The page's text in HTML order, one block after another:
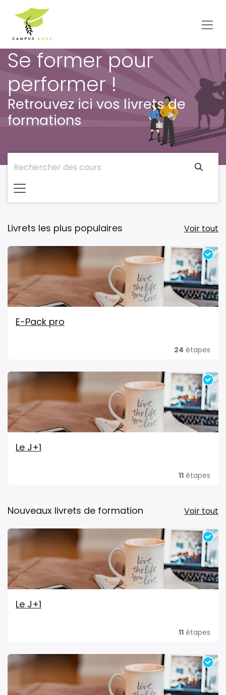
Se rendre au contenu
Se former pour
performer !
Retrouvez ici vos livrets de
formations
Voir tout
Livrets les plus populaires
E-Pack pro
24 étapes
Le J+1
11 étapes
Voir tout
Nouveaux livrets de formation
Le J+1
11 étapes